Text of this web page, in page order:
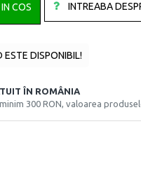
COS INTREABA
DISPONIBIL!
ÎN ROMÂNIA
300 RON, valoarea